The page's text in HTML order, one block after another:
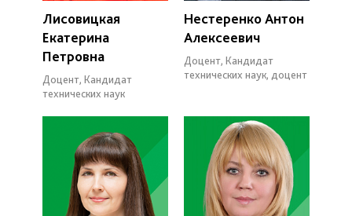
Лисовицкая
Екатерина
Петровна
Доцент, Кандидат
технических наук
Нестеренко Антон
Алексеевич
Доцент, Кандидат
технических наук, доцент